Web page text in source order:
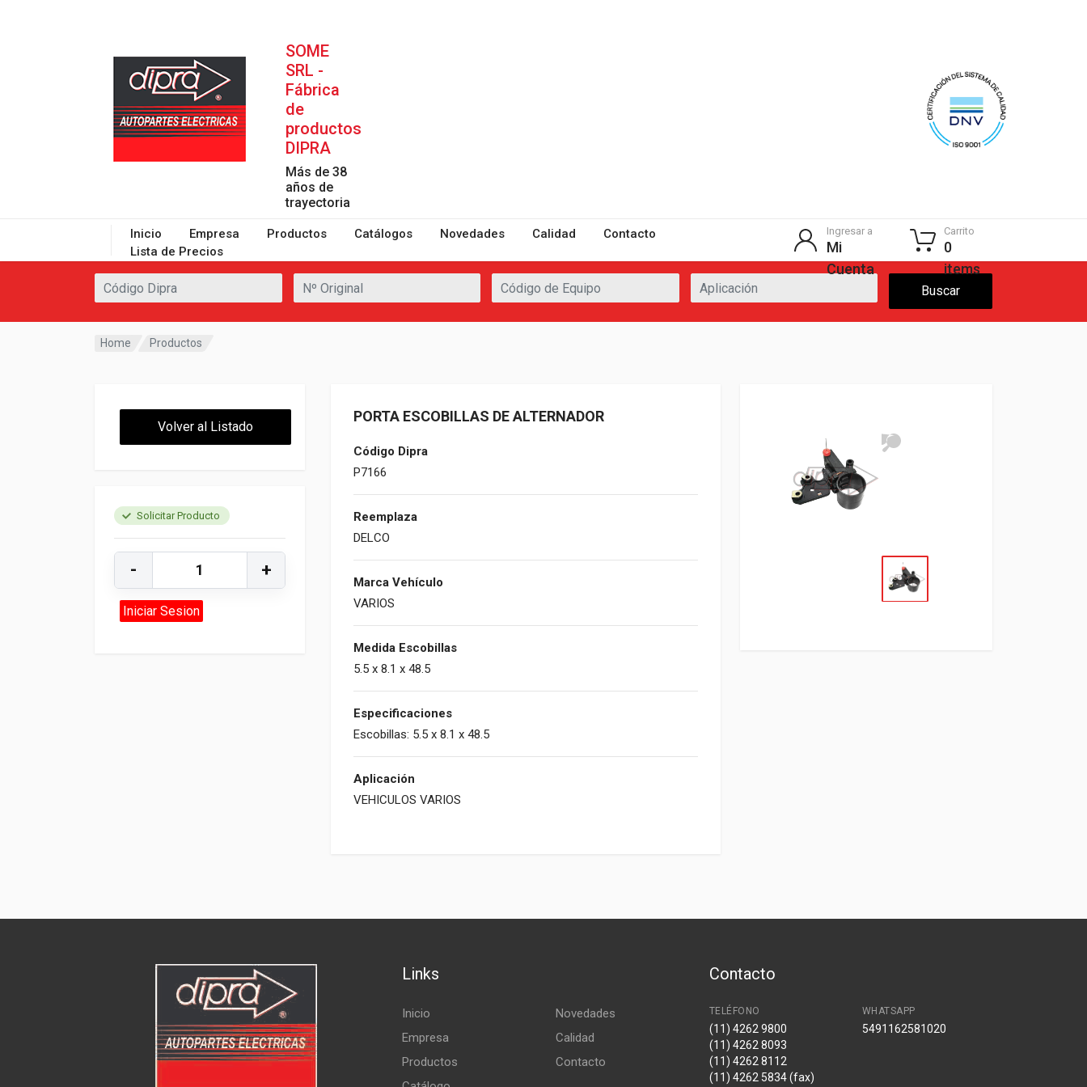
Inicio Empresa Productos Catálogos Novedades Calidad
Contacto
Lista de Precios
Ingresar a
Mi
Cuenta
Carrito
0
items
SOME
SRL -
Fábrica
de
productos
DIPRA
Más de 38
años de
trayectoria
Buscar
Home Productos
Volver al Listado
Solicitar Producto
- +
Iniciar Sesion
PORTA ESCOBILLAS DE ALTERNADOR
Código Dipra
P7166
Reemplaza
DELCO
Marca Vehículo
VARIOS
Medida Escobillas
5.5 x 8.1 x 48.5
Especificaciones
Escobillas: 5.5 x 8.1 x 48.5
Aplicación
VEHICULOS VARIOS
Links
Inicio
Empresa
Productos
Novedades
Calidad
Contacto
Contacto
TELÉFONO
(11) 4262 9800
(11) 4262 8093
(11) 4262 8112
(11) 4262 5834 (fax)
WHATSAPP
5491162581020